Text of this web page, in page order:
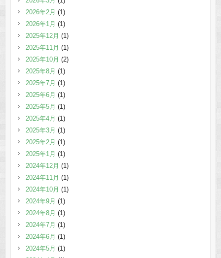
2026年2月 (1)
2026年1月 (1)
2025年12月 (1)
2025年11月 (1)
2025年10月 (2)
2025年8月 (1)
2025年7月 (1)
2025年6月 (1)
2025年5月 (1)
2025年4月 (1)
2025年3月 (1)
2025年2月 (1)
2025年1月 (1)
2024年12月 (1)
2024年11月 (1)
2024年10月 (1)
2024年9月 (1)
2024年8月 (1)
2024年7月 (1)
2024年6月 (1)
2024年5月 (1)